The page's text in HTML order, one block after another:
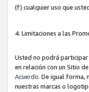
(f) cualquier uso que
4. Limitaciones a las
Usted no podrá
en relación con un Sitio
Acuerdo. De igual forma,
nuestras marcas o